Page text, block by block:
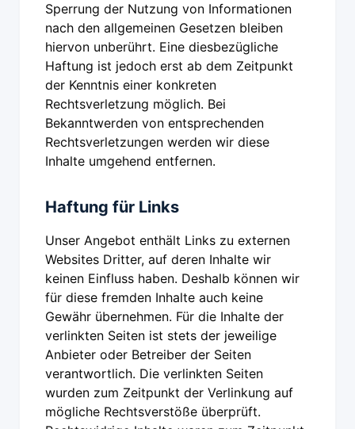
Sperrung der Nutzung von Informationen
nach den allgemeinen Gesetzen bleiben
hiervon unberührt. Eine diesbezügliche
Haftung ist jedoch erst ab dem Zeitpunkt
der Kenntnis einer konkreten
Rechtsverletzung möglich. Bei
Bekanntwerden von entsprechenden
Rechtsverletzungen werden wir diese
Inhalte umgehend entfernen.
Haftung für Links
Unser Angebot enthält Links zu externen
Websites Dritter, auf deren Inhalte wir
keinen Einfluss haben. Deshalb können wir
für diese fremden Inhalte auch keine
Gewähr übernehmen. Für die Inhalte der
verlinkten Seiten ist stets der jeweilige
Anbieter oder Betreiber der Seiten
verantwortlich. Die verlinkten Seiten
wurden zum Zeitpunkt der Verlinkung auf
mögliche Rechtsverstöße überprüft.